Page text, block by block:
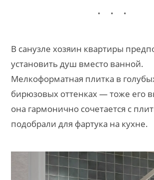
В санузле хозяин квартиры
установить душ вместо ванной.
Мелкоформатная плитка в
бирюзовых оттенках — тоже его
она гармонично сочетается с
подобрали для фартука на кухне.